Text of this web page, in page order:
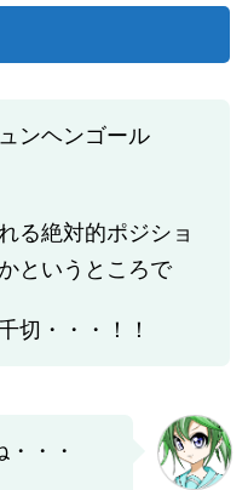
ンヘンゴール
る絶対的ポジショ
というところで
切・・・！！
・・